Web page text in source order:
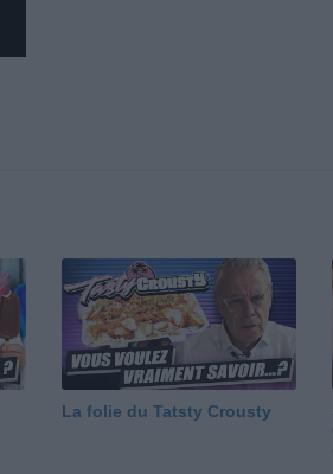
La folie du Tatsty Crousty